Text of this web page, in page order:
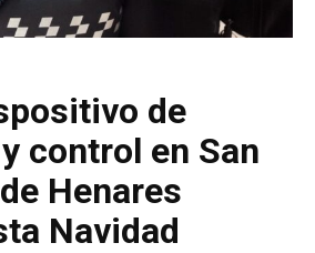
de
control en San
Henares
Navidad